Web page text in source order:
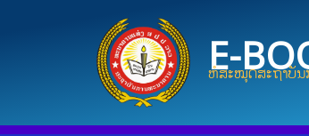
E-
ຫໍສະໝຸດສະຖາບັນ